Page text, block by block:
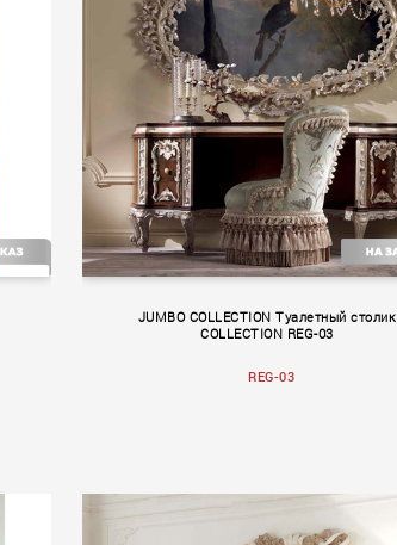
Hermes
JUMBO COLLECTION Туалетный столик
COLLECTION REG-03
REG-03